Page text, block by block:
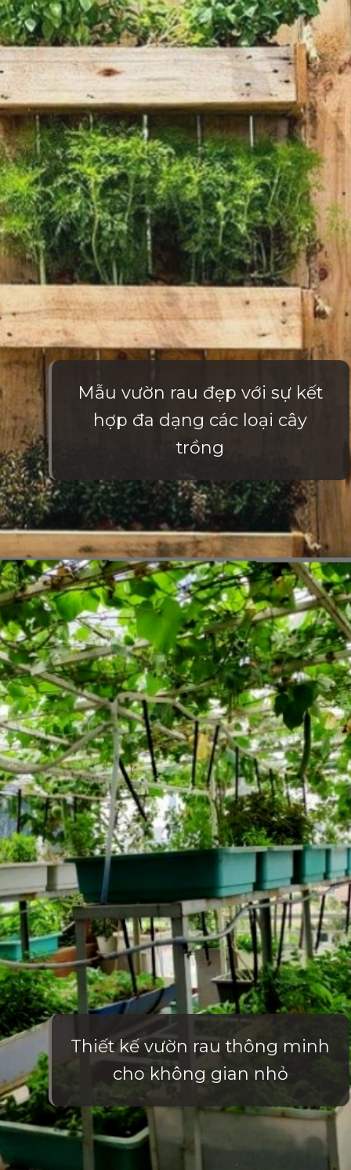
Mẫu vườn rau đẹp với sự kết
hợp đa dạng các loại cây
trồng
Đang mở https://vietnamxua.edu.vn/mau-vuon-rau-dep-tai-nha
Thiết kế vườn rau thông minh
cho không gian nhỏ